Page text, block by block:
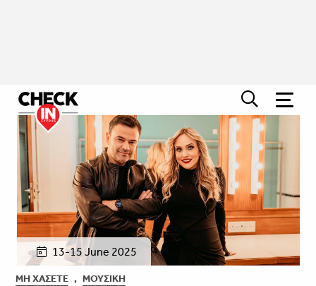
13-15 June 2025
ΜΗ ΧΆΣΕΤΕ , ΜΟΥΣΙΚΉ